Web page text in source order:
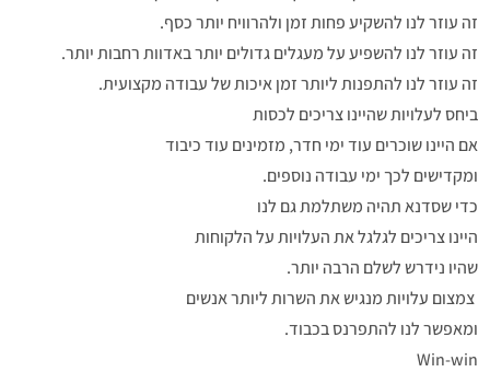
זה עוזר לנו להשקיע פחות זמן ולהרוויח יותר כסף.
זה עוזר לנו להשפיע על מעגלים גדולים יותר באדוות רחבות יותר.
זה עוזר לנו להתפנות ליותר זמן איכות של עבודה מקצועית.
ביחס לעלויות שהיינו צריכים לכסות
אם היינו שוכרים עוד ימי חדר, מזמינים עוד כיבוד
ומקדישים לכך ימי עבודה נוספים.
כדי שסדנא תהיה משתלמת גם לנו
היינו צריכים לגלגל את העלויות על הלקוחות
שהיו נידרש לשלם הרבה יותר.
צמצום עלויות מנגיש את השרות ליותר אנשים
ומאפשר לנו להתפרנס בכבוד.
Win-win